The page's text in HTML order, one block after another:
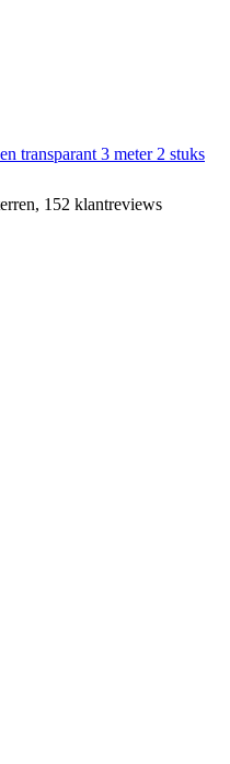
transparant 3 meter 2 stuks
152 klantreviews